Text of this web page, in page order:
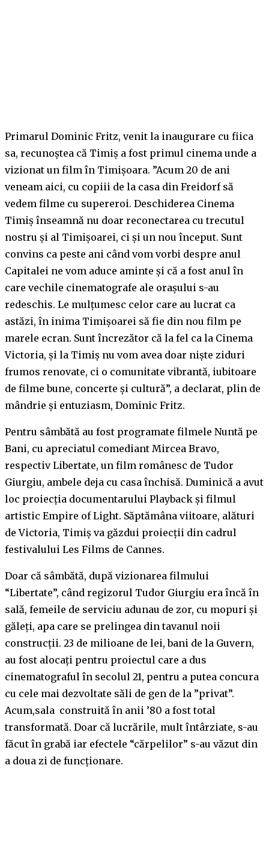
Primarul Dominic Fritz, venit la inaugurare cu fiica
sa, recunoștea că Timiș a fost primul cinema unde a
vizionat un film în Timișoara. ”Acum 20 de ani
veneam aici, cu copiii de la casa din Freidorf să
vedem filme cu supereroi. Deschiderea Cinema
Timiș înseamnă nu doar reconectarea cu trecutul
nostru și al Timișoarei, ci și un nou început. Sunt
convins ca peste ani când vom vorbi despre anul
Capitalei ne vom aduce aminte și că a fost anul în
care vechile cinematografe ale orașului s-au
redeschis. Le mulțumesc celor care au lucrat ca
astăzi, în inima Timișoarei să fie din nou film pe
marele ecran. Sunt încrezător că la fel ca la Cinema
Victoria, și la Timiș nu vom avea doar niște ziduri
frumos renovate, ci o comunitate vibrantă, iubitoare
de filme bune, concerte și cultură”, a declarat, plin de
mândrie și entuziasm, Dominic Fritz.
Pentru sâmbătă au fost programate filmele Nuntă pe
Bani, cu apreciatul comediant Mircea Bravo,
respectiv Libertate, un film românesc de Tudor
Giurgiu, ambele deja cu casa închisă. Duminică a avut
loc proiecția documentarului Playback și filmul
artistic Empire of Light. Săptămâna viitoare, alături
de Victoria, Timiș va găzdui proiecții din cadrul
festivalului Les Films de Cannes.
Doar că sâmbătă, după vizionarea filmului
“Libertate”, când regizorul Tudor Giurgiu era încă în
sală, femeile de serviciu adunau de zor, cu mopuri și
găleți, apa care se prelingea din tavanul noii
construcții. 23 de milioane de lei, bani de la Guvern,
au fost alocați pentru proiectul care a dus
cinematograful în secolul 21, pentru a putea concura
cu cele mai dezvoltate săli de gen de la ”privat”.
Acum,sala construită în anii ’80 a fost total
transformată. Doar că lucrările, mult întârziate, s-au
făcut în grabă iar efectele “cărpelilor” s-au văzut din
a doua zi de funcționare.